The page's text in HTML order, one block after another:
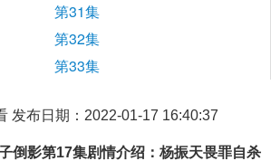
第31集
第32集
第33集
发布日期：2022-01-17 16:40:37
倒影第17集剧情介绍：杨振天畏罪自杀